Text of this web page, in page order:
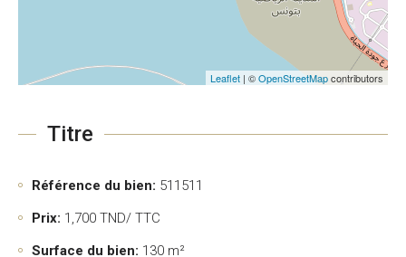
Leaflet | ©OpenStreetMapcontributors
Titre
Référence du bien: 511511
Prix: 1,700 TND/ TTC
Surface du bien: 130 m²